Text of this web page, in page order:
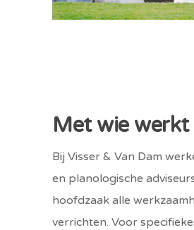
Met wie werkt
Bij Visser & Van Dam
en planologische
hoofdzaak alle
verrichten. Voor specifieke